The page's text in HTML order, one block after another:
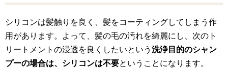
シリコンは髪触りを良く、髪をコーティングしてしまう作
用があります。よって、髪の毛の汚れを綺麗にし、次のト
リートメントの浸透を良くしたいという 洗浄目的のシャン
プーの場合は、シリコンは不要ということになります。